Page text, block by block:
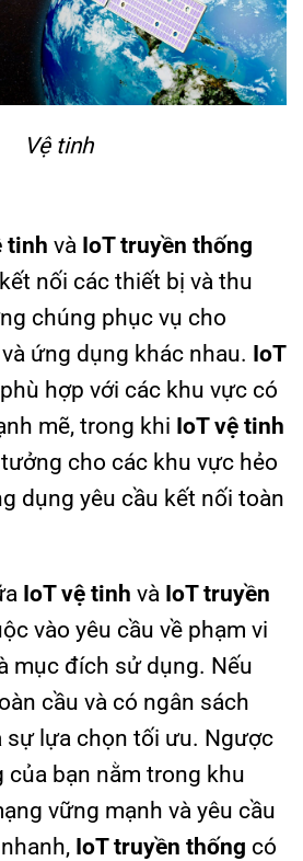
Vệ tinh
tinh và IoT truyền thống
nối các thiết bị và thu
chúng phục vụ cho
ứng dụng khác nhau. IoT
hợp với các khu vực có
mẽ, trong khi IoT vệ tinh
tưởng cho các khu vực hẻo
dụng yêu cầu kết nối toàn
IoT vệ tinh và IoT truyền
vào yêu cầu về phạm vi
mục đích sử dụng. Nếu
cầu và có ngân sách
sự lựa chọn tối ưu. Ngược
của bạn nằm trong khu
vững mạnh và yêu cầu
IoT truyền thống có